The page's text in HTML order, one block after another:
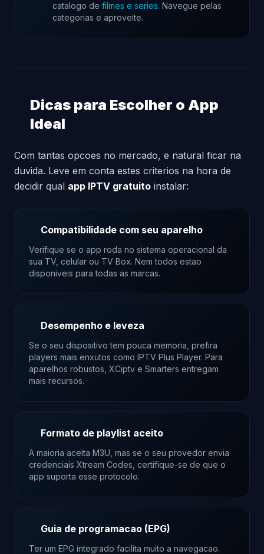
catalogo de filmes e series. Navegue pelas
categorias e aproveite.
Dicas para Escolher o App
Ideal
Com tantas opcoes no mercado, e natural ficar na
duvida. Leve em conta estes criterios na hora de
decidir qual app IPTV gratuito instalar:
Compatibilidade com seu aparelho
Verifique se o app roda no sistema operacional da
sua TV, celular ou TV Box. Nem todos estao
disponiveis para todas as marcas.
Desempenho e leveza
Se o seu dispositivo tem pouca memoria, prefira
players mais enxutos como IPTV Plus Player. Para
aparelhos robustos, XCiptv e Smarters entregam
mais recursos.
Formato de playlist aceito
A maioria aceita M3U, mas se o seu provedor envia
credenciais Xtream Codes, certifique-se de que o
app suporta esse protocolo.
Guia de programacao (EPG)
Ter um EPG integrado facilita muito a navegacao.